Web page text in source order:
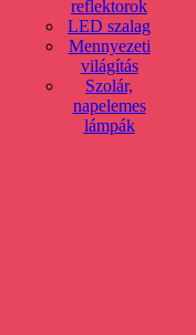
reflektorok
LED szalag
Mennyezeti
világítás
Szolár,
napelemes
lámpák